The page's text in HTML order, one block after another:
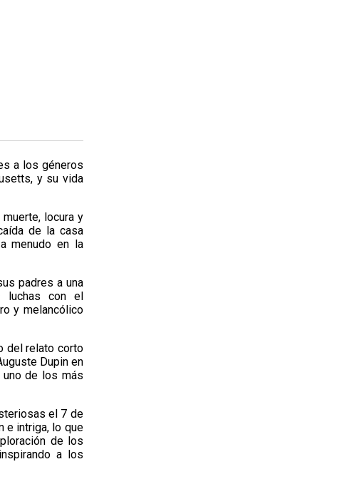
a los géneros
y su vida
locura y
de la casa
menudo en la
padres a una
luchas con el
y melancólico
del relato corto
Dupin en
uno de los más
el 7 de
e intriga, lo que
de los
a los